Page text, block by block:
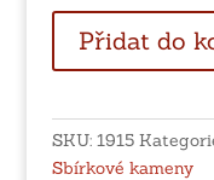
achát
-
Staropacký
hory
Přidat do
SKU: 1915
Sbírkové kameny